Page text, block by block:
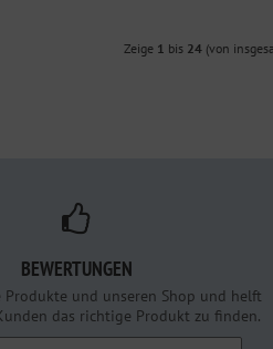
Zeige 1 bis 24 (von
BEWERTUNGEN
Produkte und unseren Shop und helft
das richtige Produkt zu finden.